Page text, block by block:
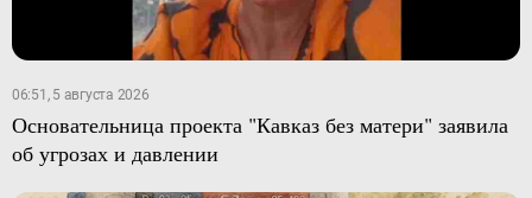
06:51, 5 августа 2026
Основательница проекта "Кавказ без матери" заявила
об угрозах и давлении